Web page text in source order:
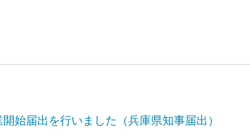
始届出を行いました（兵庫県知事届出）